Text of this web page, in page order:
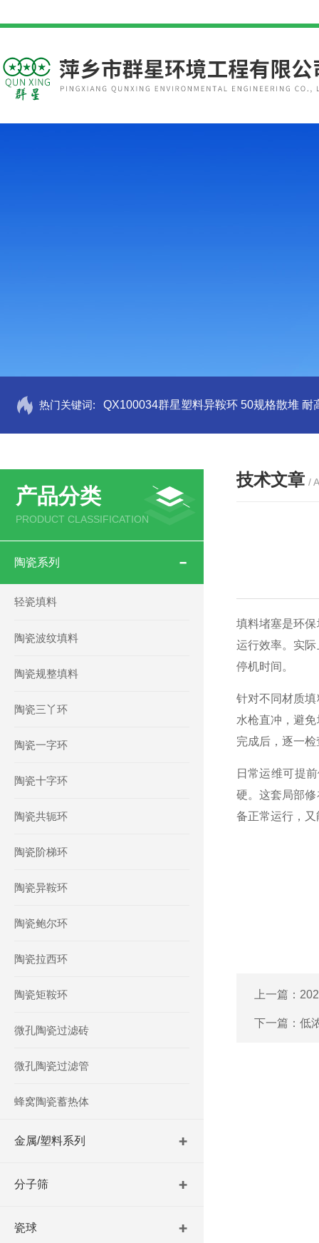
热门关键词: QX100034群星塑料异鞍环 50规格散堆 耐
产品分类
PRODUCT CLASSIFICATION
陶瓷系列
轻瓷填料
陶瓷波纹填料
陶瓷规整填料
陶瓷三丫环
陶瓷一字环
陶瓷十字环
陶瓷共轭环
陶瓷阶梯环
陶瓷异鞍环
陶瓷鲍尔环
陶瓷拉西环
陶瓷矩鞍环
微孔陶瓷过滤砖
微孔陶瓷过滤管
蜂窝陶瓷蓄热体
金属/塑料系列
分子筛
瓷球
技术文章 /
填料堵塞是环
运行效率。实
停机时间。
针对不同材质
水枪直冲，避
完成后，逐一
日常运维可提
硬。这套局部
备正常运行，
上一篇：
下一篇： 低